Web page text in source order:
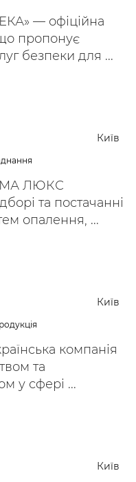
— офіційна
пропонує
безпеки для ...
Київ
ЛЮКС
та постачанні
опалення, ...
Київ
компанія
та
у сфері ...
Київ